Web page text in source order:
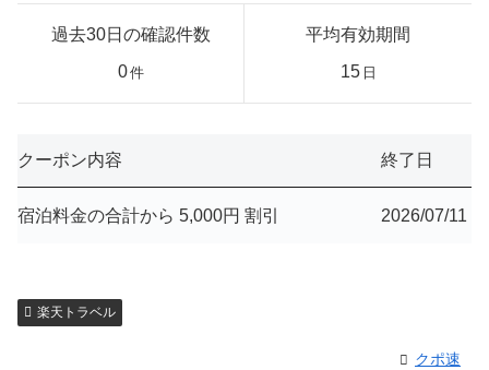
過去30日の確認件数
0件
平均有効期間
15 日
クーポン内容 終了日
宿泊料金の合計から 5,000円 割引 2026/07/11
楽天トラベル
クポ速